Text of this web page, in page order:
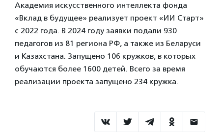
Академия искусственного интеллекта фонда
«Вклад в будущее» реализует проект «ИИ Старт»
с 2022 года. В 2024 году заявки подали 930
педагогов из 81 региона РФ, а также из Беларуси
и Казахстана. Запущено 106 кружков, в которых
обучаются более 1600 детей. Всего за время
реализации проекта запущено 234 кружка.